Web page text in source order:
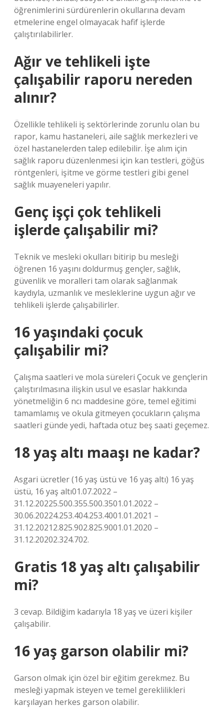
öğrenimlerini sürdürenlerin okullarına devam
etmelerine engel olmayacak hafif işlerde
çalıştırılabilirler.
Ağır ve tehlikeli işte
çalışabilir raporu nereden
alınır?
Özellikle tehlikeli iş sektörlerinde zorunlu olan bu
rapor, kamu hastaneleri, aile sağlık merkezleri ve
özel hastanelerden talep edilebilir. İşe alım için
sağlık raporu düzenlenmesi için kan testleri, göğüs
röntgenleri, işitme ve görme testleri gibi genel
sağlık muayeneleri yapılır.
Genç işçi çok tehlikeli
işlerde çalışabilir mi?
Teknik ve mesleki okulları bitirip bu mesleği
öğrenen 16 yaşını doldurmuş gençler, sağlık,
güvenlik ve moralleri tam olarak sağlanmak
kaydıyla, uzmanlık ve mesleklerine uygun ağır ve
tehlikeli işlerde çalışabilirler.
16 yaşındaki çocuk
çalışabilir mi?
Çalışma saatleri ve mola süreleri Çocuk ve gençlerin
çalıştırılmasına ilişkin usul ve esaslar hakkında
yönetmeliğin 6 ncı maddesine göre, temel eğitimi
tamamlamış ve okula gitmeyen çocukların çalışma
saatleri günde yedi, haftada otuz beş saati geçemez.
18 yaş altı maaşı ne kadar?
Asgari ücretler (16 yaş üstü ve 16 yaş altı) 16 yaş
üstü, 16 yaş altı01.07.2022 –
31.12.20225.500.355.500.3501.01.2022 –
30.06.20224.253.404.253.4001.01.2021 –
31.12.20212.825.902.825.9001.01.2020 –
31.12.20202.324.702.
Gratis 18 yaş altı çalışabilir
mi?
3 cevap. Bildiğim kadarıyla 18 yaş ve üzeri kişiler
çalışabilir.
16 yaş garson olabilir mi?
Garson olmak için özel bir eğitim gerekmez. Bu
mesleği yapmak isteyen ve temel gereklilikleri
karşılayan herkes garson olabilir.